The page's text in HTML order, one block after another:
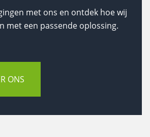
met ons en ontdek hoe wij
met een passende oplossing.
ONS